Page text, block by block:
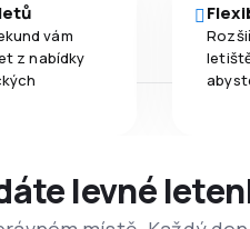
vám
z nabídky
levné